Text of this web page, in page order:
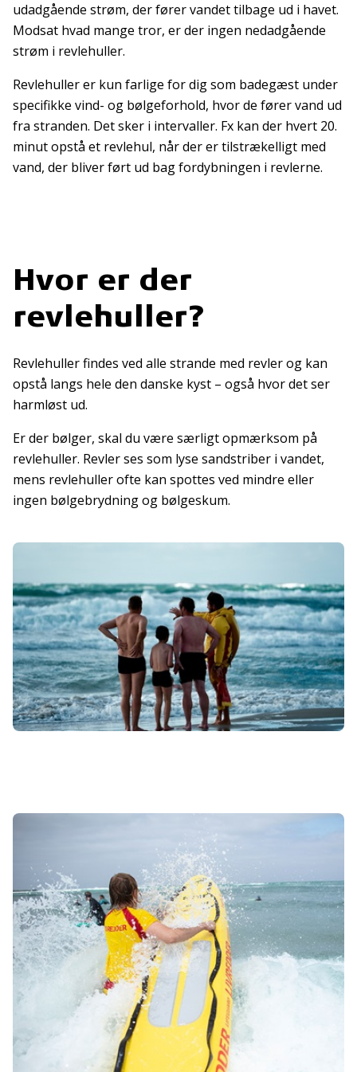
udadgående strøm, der fører vandet tilbage ud i havet.
Modsat hvad mange tror, er der ingen nedadgående
strøm i revlehuller.
Revlehuller er kun farlige for dig som badegæst under
specifikke vind- og bølgeforhold, hvor de fører vand ud
fra stranden. Det sker i intervaller. Fx kan der hvert 20.
minut opstå et revlehul, når der er tilstrækelligt med
vand, der bliver ført ud bag fordybningen i revlerne.
Hvor er der
revlehuller?
Revlehuller findes ved alle strande med revler og kan
opstå langs hele den danske kyst – også hvor det ser
harmløst ud.
Er der bølger, skal du være særligt opmærksom på
revlehuller. Revler ses som lyse sandstriber i vandet,
mens revlehuller ofte kan spottes ved mindre eller
ingen bølgebrydning og bølgeskum.